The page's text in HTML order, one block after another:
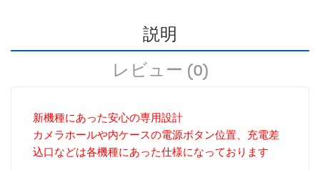
説明
レビュー (0)
新機種にあった安心の専用設計
カメラホールや内ケースの電源ボタン位置、充電差
込口などは各機種にあった仕様になっております